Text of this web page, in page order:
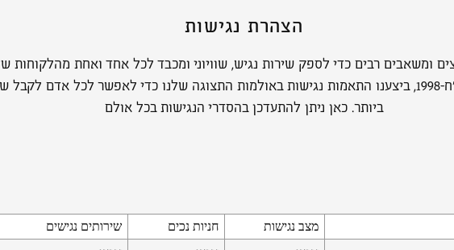
הצהרת נגישות
ומשאבים רבים כדי לספק שירות נגיש, שוויוני ומכבד לכל אחד ואחת מהלקוחות
זכויות לאנשים עם מוגבלות תשנ״ח-1998, ביצענו התאמות נגישות באולמות התצוגה שלנו כדי לאפשר לכל
ביותר. כאן ניתן להתעדכן בהסדרי הנגישות בכל אולם
מצב נגישות חניות נכים שירותים נגישים